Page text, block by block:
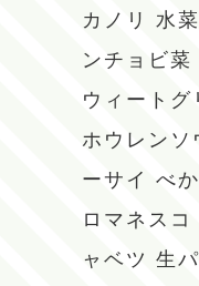
カノリ
水菜
ンチョビ菜
ウィート
ホウレンソ
ーサイ べ
ロマネスコ
ャベツ 生